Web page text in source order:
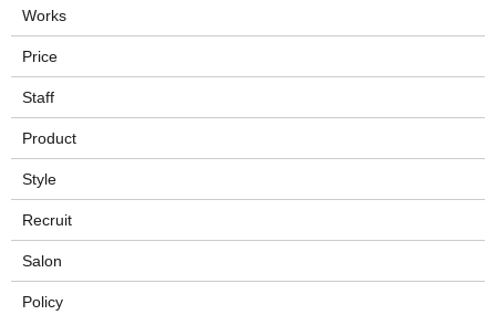
Works
Price
Staff
Product
Style
Recruit
Salon
Policy